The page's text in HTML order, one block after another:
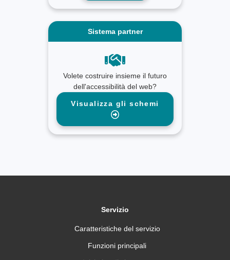
Sistema partner
Volete costruire insieme il futuro
dell'accessibilità del web?
Visualizza gli schemi
Servizio
Caratteristiche del servizio
Funzioni principali